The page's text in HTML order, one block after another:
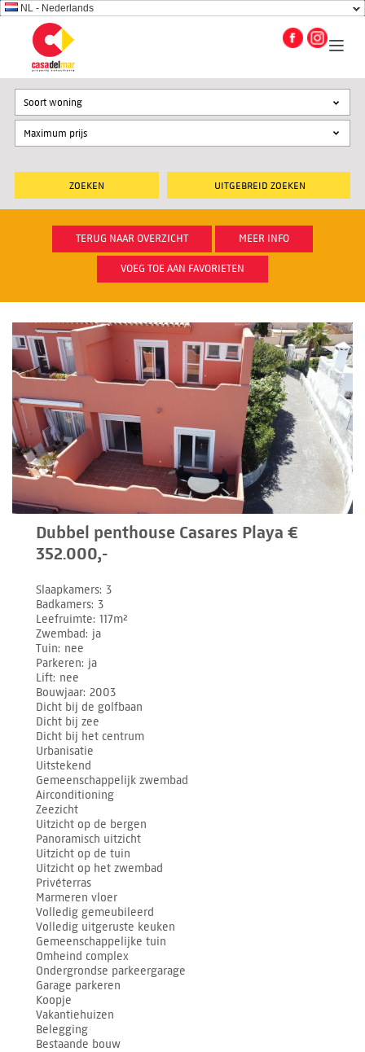
NL - Nederlands
UITGEBREID ZOEKEN
Soort woning
TERUG NAAR OVERZICHT MEER INFO
VOEG TOE AAN FAVORIETEN
Dubbel penthouse Casares Playa €
352.000,-
Slaapkamers 3
Badkamers 3
Leefruimte 117m²
Zwembad ja
Tuin nee
Parkeren ja
Lift nee
Bouwjaar 2003
Dicht bij de golfbaan
Dicht bij zee
Dicht bij het centrum
Urbanisatie
Uitstekend
Gemeenschappelijk zwembad
Airconditioning
Zeezicht
Uitzicht op de bergen
Panoramisch uitzicht
Uitzicht op de tuin
Uitzicht op het zwembad
Privéterras
Marmeren vloer
Volledig gemeubileerd
Volledig uitgeruste keuken
Gemeenschappelijke tuin
Omheind complex
Ondergrondse parkeergarage
Garage parkeren
Koopje
Vakantiehuizen
Belegging
Bestaande bouw